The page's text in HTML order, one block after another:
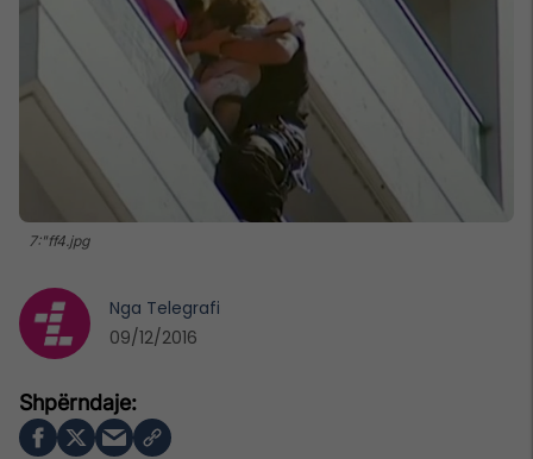
7:"ff4.jpg
Nga Telegrafi
09/12/2016